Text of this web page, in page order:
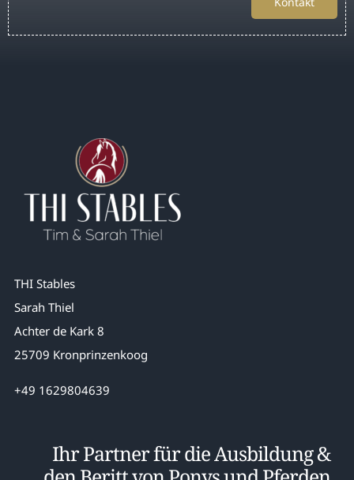
THI Stables
Sarah Thiel
Achter de Kark 8
25709 Kronprinzenkoog
+49 1629804639
Ihr Partner für die Ausbildung &